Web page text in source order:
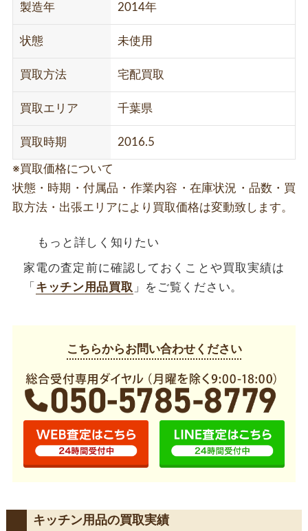
製造年 2014年
状態 未使用
買取方法 宅配買取
買取エリア 千葉県
買取時期 2016.5
※買取価格について
状態・時期・付属品・作業内容・在庫状況・品数・買
取方法・出張エリアにより買取価格は変動致します。
もっと詳しく知りたい
家電の査定前に確認しておくことや買取実績は
「 キッチン用品買取 」をご覧ください。
こちらからお問い合わせください
キッチン用品の買取実績